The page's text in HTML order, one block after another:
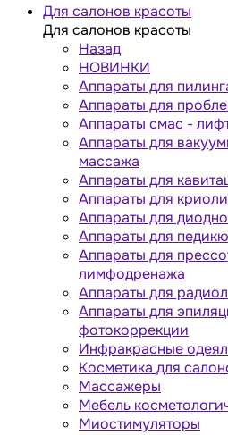
Для салонов красоты
Для салонов красоты
Назад
НОВИНКИ
Аппараты для
Аппараты для
Аппараты cмас -
Аппараты для
массажа
Аппараты для
Аппараты для
Аппараты для
Аппараты для
Аппараты для
лимфодренажа
Аппараты для
Аппараты для
фотокоррекции
Инфракрасные
Косметика для
Массажеры
Мебель
Миостимуляторы